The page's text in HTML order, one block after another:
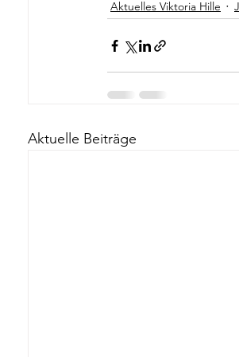
Aktuelles Viktoria Hille
Aktuelle Beiträge